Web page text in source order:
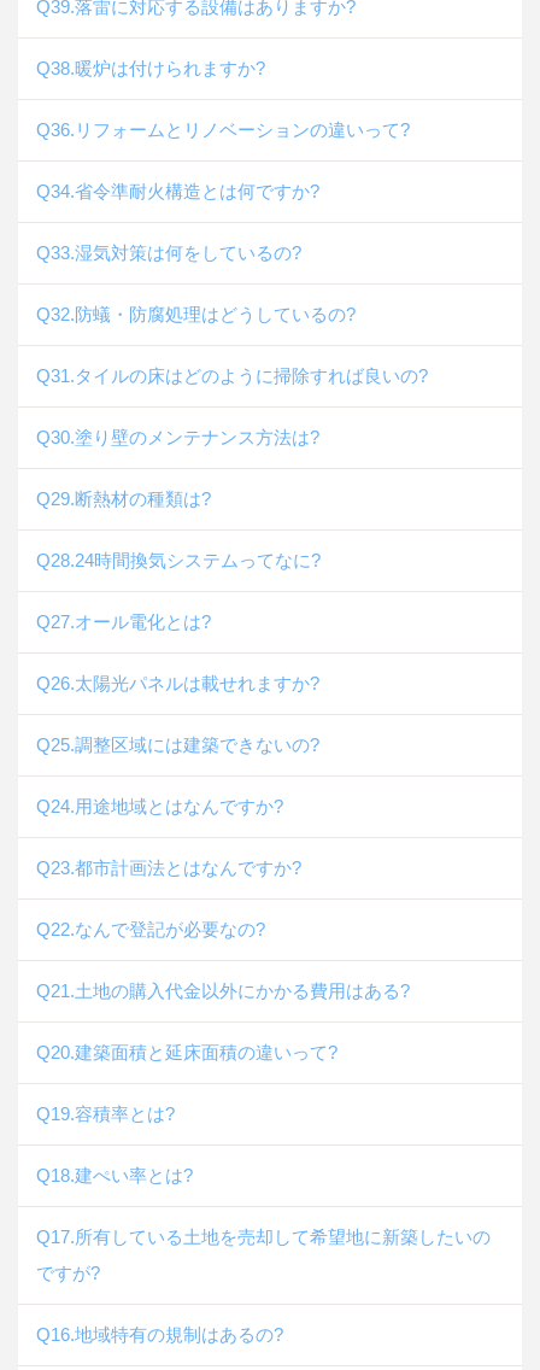
Q39.落雷に対応する設備はありますか?
Q38.暖炉は付けられますか?
Q36.リフォームとリノベーションの違いって?
Q34.省令準耐火構造とは何ですか?
Q33.湿気対策は何をしているの?
Q32.防蟻・防腐処理はどうしているの?
Q31.タイルの床はどのように掃除すれば良いの?
Q30.塗り壁のメンテナンス方法は?
Q29.断熱材の種類は?
Q28.24時間換気システムってなに?
Q27.オール電化とは?
Q26.太陽光パネルは載せれますか?
Q25.調整区域には建築できないの?
Q24.用途地域とはなんですか?
Q23.都市計画法とはなんですか?
Q22.なんで登記が必要なの?
Q21.土地の購入代金以外にかかる費用はある?
Q20.建築面積と延床面積の違いって?
Q19.容積率とは?
Q18.建ぺい率とは?
Q17.所有している土地を売却して希望地に新築したいの
ですが?
Q16.地域特有の規制はあるの?